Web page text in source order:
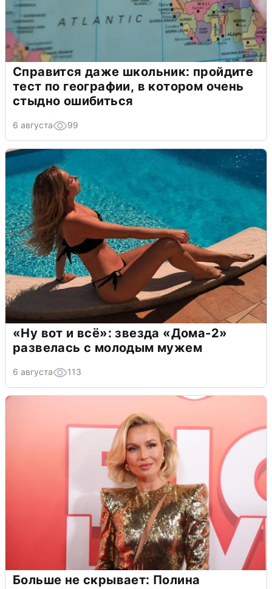
Справится даже школьник: пройдите
тест по географии, в котором очень
стыдно ошибиться
6 августа 99
«Ну вот и всё»: звезда «Дома-2»
развелась с молодым мужем
6 августа 113
Больше не скрывает: Полина